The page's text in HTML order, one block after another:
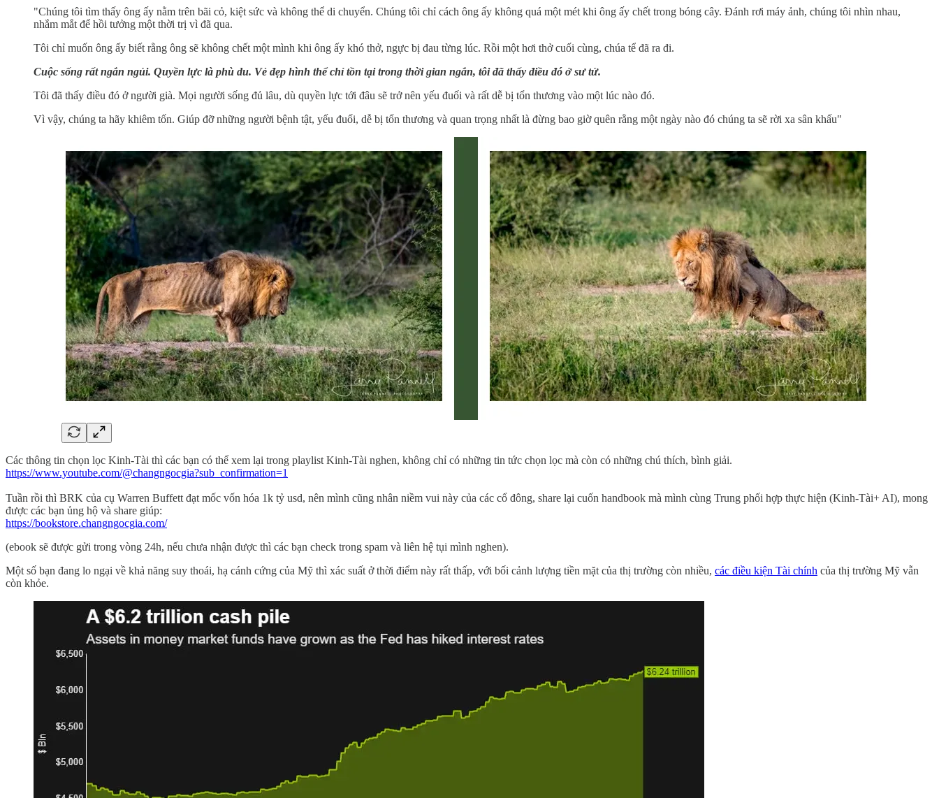
"Chúng tôi tìm thấy ông ấy nằm trên bãi cỏ, kiệt sức và không thể di chuyển. Chúng tôi chỉ cách ông ấy không quá một mét khi ông ấy chết trong bóng cây. Đánh rơi máy ảnh, chúng tôi nhìn nhau,
nhắm mắt để hồi tưởng một thời trị vì đã qua.
Tôi chỉ muốn ông ấy biết rằng ông sẽ không chết một mình khi ông ấy khó thở, ngực bị đau từng lúc. Rồi một hơi thở cuối cùng, chúa tể đã ra đi.
Cuộc sống rất ngắn ngủi. Quyền lực là phù du. Vẻ đẹp hình thể chỉ tồn tại trong thời gian ngắn, tôi đã thấy điều đó ở sư tử.
Tôi đã thấy điều đó ở người già. Mọi người sống đủ lâu, dù quyền lực tới đâu sẽ trở nên yếu đuối và rất dễ bị tổn thương vào một lúc nào đó.
Vì vậy, chúng ta hãy khiêm tốn. Giúp đỡ những người bệnh tật, yếu đuối, dễ bị tổn thương và quan trọng nhất là đừng bao giờ quên rằng một ngày nào đó chúng ta sẽ rời xa sân khấu"
Các thông tin chọn lọc Kinh-Tài thì các bạn có thể xem lại trong playlist Kinh-Tài nghen, không chỉ có những tin tức chọn lọc mà còn có những chú thích, bình giải.
https://www.youtube.com/@changngocgia?sub_confirmation=1
Tuần rồi thì BRK của cụ Warren Buffett đạt mốc vốn hóa 1k tỷ usd, nên mình cũng nhân niềm vui này của các cổ đông, share lại cuốn handbook mà mình cùng Trung phối hợp thực hiện (Kinh-Tài+ AI), mong
được các bạn ủng hộ và share giúp:
https://bookstore.changngocgia.com/
(ebook sẽ được gửi trong vòng 24h, nếu chưa nhận được thì các bạn check trong spam và liên hệ tụi mình nghen).
Một số bạn đang lo ngại về khả năng suy thoái, hạ cánh cứng của Mỹ thì xác suất ở thời điểm này rất thấp, với bối cảnh lượng tiền mặt của thị trường còn nhiều, các điều kiện Tài chính của thị trường Mỹ vẫn
còn khỏe.